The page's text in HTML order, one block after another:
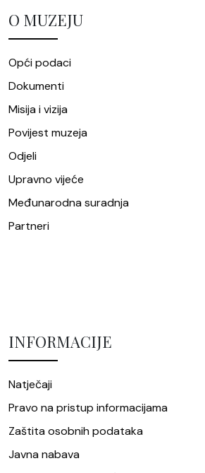
O MUZEJU
Opći podaci
Dokumenti
Misija i vizija
Povijest muzeja
Odjeli
Upravno vijeće
Međunarodna suradnja
Partneri
INFORMACIJE
Natječaji
Pravo na pristup informacijama
Zaštita osobnih podataka
Javna nabava